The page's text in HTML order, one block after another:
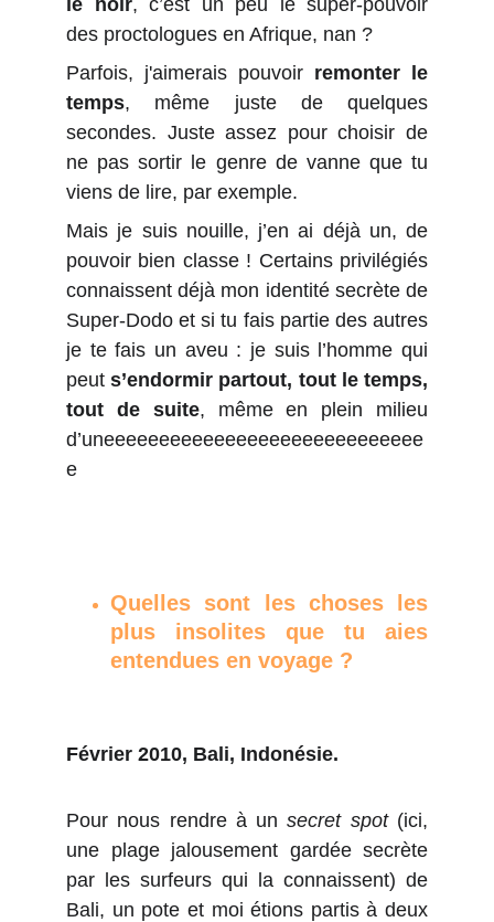
le noir, c’est un peu le super-pouvoir
des proctologues en Afrique, nan ?
Parfois, j'aimerais pouvoir remonter le
temps, même juste de quelques
secondes. Juste assez pour choisir de
ne pas sortir le genre de vanne que tu
viens de lire, par exemple.
Mais je suis nouille, j’en ai déjà un, de
pouvoir bien classe ! Certains privilégiés
connaissent déjà mon identité secrète de
Super-Dodo et si tu fais partie des autres
je te fais un aveu : je suis l’homme qui
peuts’endormir partout, tout le temps,
tout de suite, même en plein milieu
d’uneeeeeeeeeeeeeeeeeeeeeeeeeeeee
e
Quelles sont les choses les
plus insolites que tu aies
entendues en voyage ?
Février 2010, Bali, Indonésie.
Pour nous rendre à unsecret spot(ici,
une plage jalousement gardée secrète
par les surfeurs qui la connaissent) de
Bali, un pote et moi étions partis à deux